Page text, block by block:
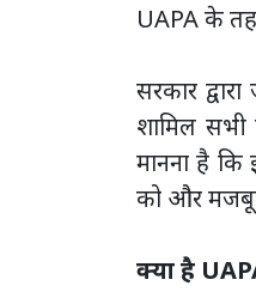
UAPA के
सरकार
शामिल सभी
मानना है
को और
क्या है